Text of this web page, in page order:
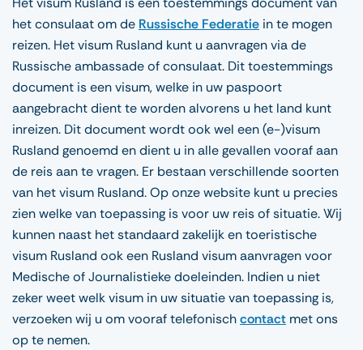
het consulaat om de Russische Federatie in te mogen
reizen. Het visum Rusland kunt u aanvragen via de
Russische ambassade of consulaat. Dit toestemmings
document is een visum, welke in uw paspoort
aangebracht dient te worden alvorens u het land kunt
inreizen. Dit document wordt ook wel een (e-)visum
Rusland genoemd en dient u in alle gevallen vooraf aan
de reis aan te vragen. Er bestaan verschillende soorten
van het visum Rusland. Op onze website kunt u precies
zien welke van toepassing is voor uw reis of situatie. Wij
kunnen naast het standaard zakelijk en toeristische
visum Rusland ook een Rusland visum aanvragen voor
Medische of Journalistieke doeleinden. Indien u niet
zeker weet welk visum in uw situatie van toepassing is,
verzoeken wij u om vooraf telefonischcontact met ons
op te nemen.